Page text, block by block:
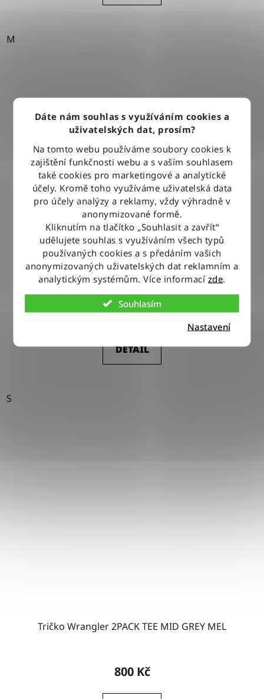
Dáte nám souhlas s využíváním cookies a
uživatelských dat, prosím?
Na tomto webu používáme soubory cookies k
zajištění funkčnosti webu a s vaším souhlasem
také cookies pro marketingové a analytické
účely. Kromě toho využíváme uživatelská data
pro účely analýzy a reklamy, vždy výhradně v
anonymizované formě.
Kliknutím na tlačítko „Souhlasit a zavřít“
udělujete souhlas s využíváním všech typů
používaných cookies a s předáním vašich
anonymizovaných uživatelských dat reklamním a
analytickým systémům. Více informací zde.
Souhlasím
Nastavení
M
Tričko Wrangler GRAPHIC TEE NAVY
559 Kč
DETAIL
S
Tričko Wrangler 2PACK TEE MID GREY MEL
800 Kč